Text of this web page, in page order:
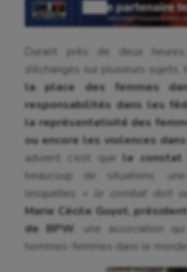
Durant près de deux
d’échanges sur plusieurs
la place des femmes
responsabilités dans les
la représentativité des
ou encore les violences
advient c’est que le constat
beaucoup de situations,
lesquelles
« le combat doit
Marie Cécile Guyot,
de BPW , une association
hommes-femmes dans le